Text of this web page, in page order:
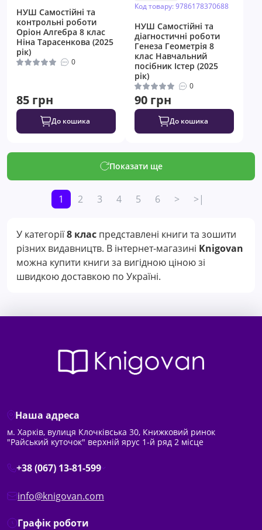
НУШ Самостійні та
контрольні роботи
Оріон Алгебра 8 клас
Ніна Тарасенкова (2025
рік)
0
85 грн
До кошика
Код товару: 9786178370688
НУШ Самостійні та
діагностичні роботи
Генеза Геометрія 8
клас Навчальний
посібник Істер (2025
рік)
0
90 грн
До кошика
Показати ще
1 2 3 4 5 6 > >|
У категорії8 клас представлені книги та зошити
різних видавництв. В інтернет-магазині Knigovan
можна купити книги за вигідною ціною зі
швидкою доставкою по Україні.
Наша адреса
м. Харків, вулиця Клочківська 30, Книжковий ринок
"Райський куточок" верхній ярус 1-й ряд 2 місце
+38 (067) 13-81-599
info@knigovan.com
Графік роботи